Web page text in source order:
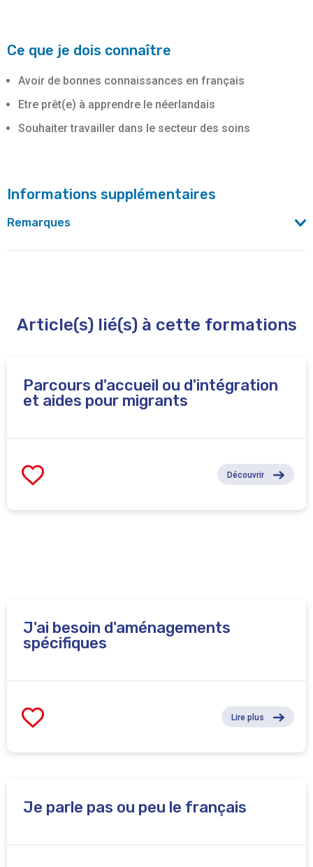
Ce que je dois connaître
Avoir de bonnes connaissances en français
Etre prêt(e) à apprendre le néerlandais
Souhaiter travailler dans le secteur des soins
Informations supplémentaires
Remarques
d'intégration complet qui dure minimum 6 mois.
Article(s) lié(s) à cette formations
Parcours d'accueil ou d'intégration
et aides pour migrants
Découvrir
J'ai besoin d'aménagements
spécifiques
Lire plus
Je parle pas ou peu le français